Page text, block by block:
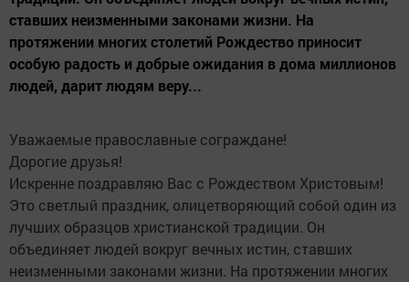
ставших неизменными законами жизни. На
протяжении многих столетий Рождество приносит
особую радость и добрые ожидания в дома миллионов
людей, дарит людям веру...
Уважаемые православные сограждане!
Дорогие друзья!
Искренне поздравляю Вас с Рождеством Христовым!
Это светлый праздник, олицетворяющий собой один из
лучших образцов христианской традиции. Он
объединяет людей вокруг вечных истин, ставших
неизменными законами жизни. На протяжении многих